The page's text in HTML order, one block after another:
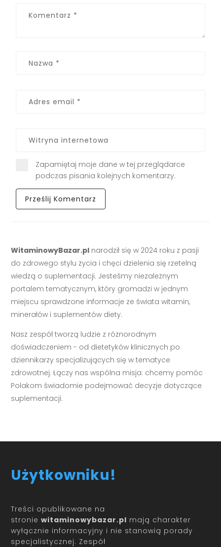
Zapamiętaj moje dane w tej przeglądarce
podczas pisania kolejnych komentarzy.
WitaminowyBazar.pl narodził się w 2024 roku z pasji
do zdrowego stylu życia i chęci dzielenia się rzetelną
wiedzą o suplementacji. Jesteśmy niezależnym
portalem tematycznym, który gromadzi w jednym
miejscu sprawdzone informacje ze świata witamin,
minerałów i suplementów diety.
Nasz zespół tworzą ludzie z różnorodnym
doświadczeniem - od dietetyków klinicznych po
dziennikarzy specjalizujących się w tematyce
zdrowotnej. Łączy nas wspólna misja: chcemy pomóc
Polakom świadomie podejmować decyzje dotyczące
suplementacji.
Użytkowniku!
Treści opublikowane na
stroniewitaminowybazar.pl mają charakter
wyłącznie informacyjny i nie stanowią porady
specjalistycznej. Zespół